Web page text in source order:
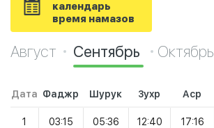
календарь
время намазов
Август Сентябрь Октябрь
Дата Фаджр Шурук Зухр Аср
1 03:15 05:36 12:40 17:16